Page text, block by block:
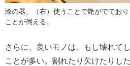
漆の器。（右）使うことで艶がでてお
ことが伺える。
さらに、良いモノは、もし壊れて
ことが多い。割れたり欠けたりし